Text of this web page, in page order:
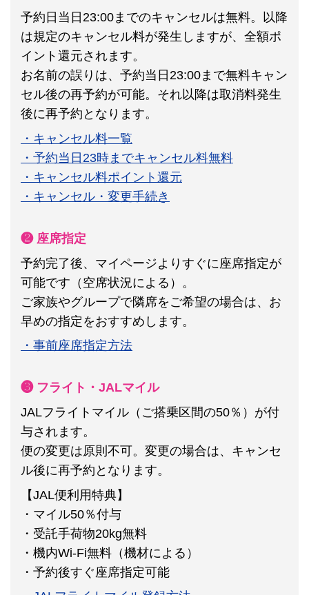
予約日当日23:00までのキャンセルは無料。以降
は規定のキャンセル料が発生しますが、全額ポ
イント還元されます。
お名前の誤りは、予約当日23:00まで無料キャン
セル後の再予約が可能。それ以降は取消料発生
後に再予約となります。
・キャンセル料一覧
・予約当日23時までキャンセル料無料
・キャンセル料ポイント還元
・キャンセル・変更手続き
❷ 座席指定
予約完了後、マイページよりすぐに座席指定が
可能です（空席状況による）。
ご家族やグループで隣席をご希望の場合は、お
早めの指定をおすすめします。
・事前座席指定方法
❸ フライト・JALマイル
JALフライトマイル（ご搭乗区間の50％）が付
与されます。
便の変更は原則不可。 変更の場合は、キャンセ
ル後に再予約となります。
【JAL便利用特典】
・マイル50％付与
・受託手荷物20kg無料
・機内Wi-Fi無料（機材による）
・予約後すぐ座席指定可能